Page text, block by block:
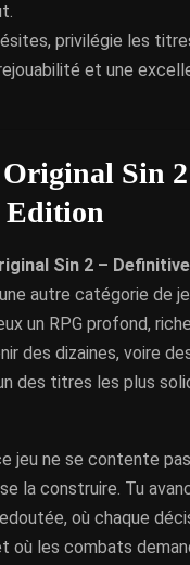
privilégie les
et une
Sin
Edition
Sin 2 –
autre catégorie de
un RPG profond,
des dizaines, voire
des titres les plus
jeu ne se contente
la construire. Tu
où chaque
où les combats